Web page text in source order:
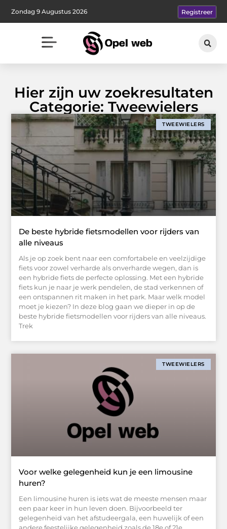
Zondag 9 Augustus 2026 Registreer
Hier zijn uw zoekresultaten
Categorie: Tweewielers
TWEEWIELERS
De beste hybride fietsmodellen voor rijders van
alle niveaus
Als je op zoek bent naar een comfortabele en veelzijdige
fiets voor zowel verharde als onverharde wegen, dan is
een hybride fiets de perfecte oplossing. Met een hybride
fiets kun je naar je werk pendelen, de stad verkennen of
een ontspannen rit maken in het park. Maar welk model
moet je kiezen? In deze blog gaan we dieper in op de
beste hybride fietsmodellen voor rijders van alle niveaus.
Trek
TWEEWIELERS
Voor welke gelegenheid kun je een limousine
huren?
Een limousine huren is iets wat de meeste mensen maar
een paar keer in hun leven doen. Bijvoorbeeld ter
gelegenheid van het afstudeergala, een huwelijk of een